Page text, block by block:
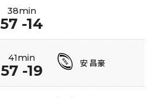
38min
57 -14
41min
57 -19 安 昌豪